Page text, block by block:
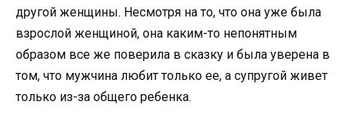
другой женщины. Несмотря на то, что она уже была
взрослой женщиной, она каким-то непонятным
образом все же поверила в сказку и была уверена в
том, что мужчина любит только ее, а супругой живет
только из-за общего ребенка.